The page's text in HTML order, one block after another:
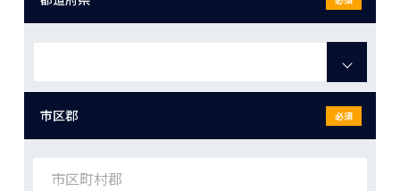
市区郡 必須